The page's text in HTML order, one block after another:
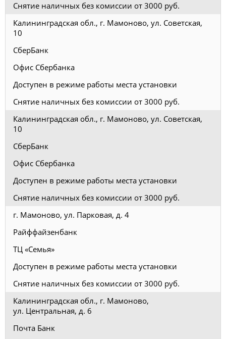
Снятие наличных без комиссии от 3000 руб.
Калининградская обл., г. Мамоново, ул. Советская,
10
СберБанк
Офис Сбербанка
Доступен в режиме работы места установки
Снятие наличных без комиссии от 3000 руб.
Калининградская обл., г. Мамоново, ул. Советская,
10
СберБанк
Офис Сбербанка
Доступен в режиме работы места установки
Снятие наличных без комиссии от 3000 руб.
г. Мамоново, ул. Парковая, д. 4
Райффайзенбанк
ТЦ «Семья»
Доступен в режиме работы места установки
Снятие наличных без комиссии от 3000 руб.
Калининградская обл., г. Мамоново,
ул. Центральная, д. 6
Почта Банк